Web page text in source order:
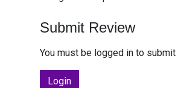
Submit Review
You must be logged in to
Login